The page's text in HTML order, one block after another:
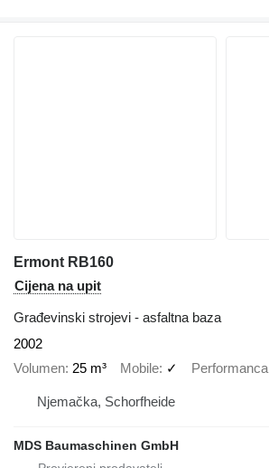
Ermont RB160
Cijena na upit
Građevinski strojevi - asfaltna baza
2002
Volumen 25 m³ Mobile ✓ Performanca
Njemačka, Schorfheide
MDS Baumaschinen GmbH